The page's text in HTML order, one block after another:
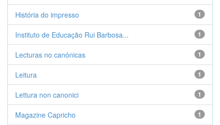
1
História do impresso
1
Instituto de Educação Rui Barbosa...
1
Lecturas no canónicas
1
Leitura
1
Lettura non canonici
1
Magazine Capricho